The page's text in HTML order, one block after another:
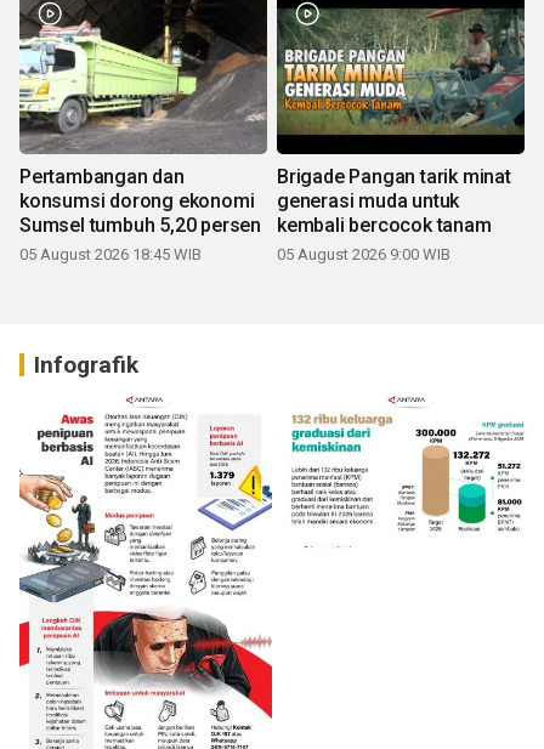
Pertambangan dan
konsumsi dorong ekonomi
Sumsel tumbuh 5,20 persen
05 August 2026 18:45 WIB
Brigade Pangan tarik minat
generasi muda untuk
kembali bercocok tanam
05 August 2026 9:00 WIB
Infografik